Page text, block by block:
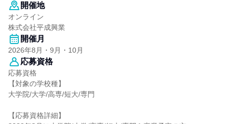
開催地
オンライン
株式会社平成興業
開催月
2026年8月・9月・10月
応募資格
応募資格
【対象の学校種】
大学院/大学/高専/短大/専門
【応募資格詳細】